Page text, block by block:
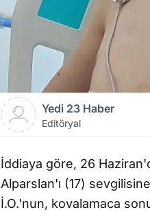
Yedi 23 Haber
Editöryal
İddiaya göre, 26
Alparslan'ı (17)
İ.O.'nun, kovalamaca